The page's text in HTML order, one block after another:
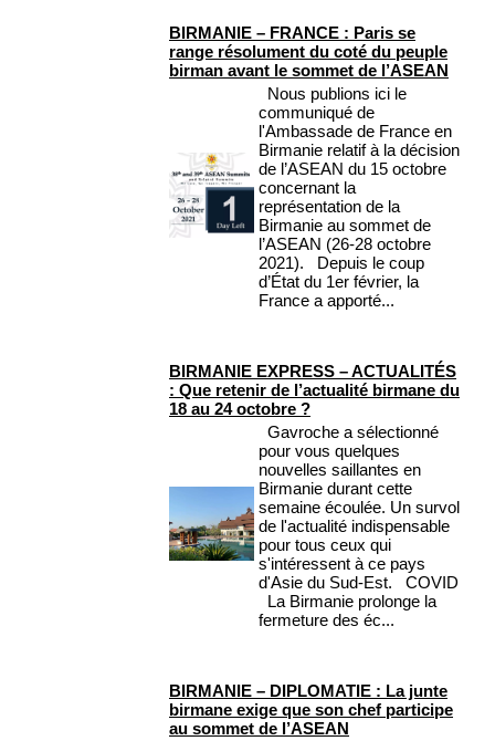
BIRMANIE – FRANCE : Paris se
range résolument du coté du peuple
birman avant le sommet de l’ASEAN
Nous publions ici le
communiqué de
l'Ambassade de France en
Birmanie relatif à la décision
de l’ASEAN du 15 octobre
concernant la
représentation de la
Birmanie au sommet de
l’ASEAN (26-28 octobre
2021). Depuis le coup
d’État du 1er février, la
France a apporté...
BIRMANIE EXPRESS – ACTUALITÉS
: Que retenir de l’actualité birmane du
18 au 24 octobre ?
Gavroche a sélectionné
pour vous quelques
nouvelles saillantes en
Birmanie durant cette
semaine écoulée. Un survol
de l'actualité indispensable
pour tous ceux qui
s'intéressent à ce pays
d'Asie du Sud-Est. COVID
La Birmanie prolonge la
fermeture des éc...
BIRMANIE – DIPLOMATIE : La junte
birmane exige que son chef participe
au sommet de l’ASEAN